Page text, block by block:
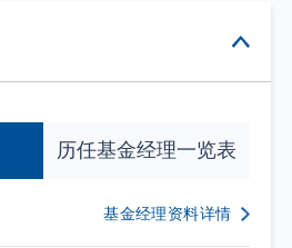
历任基金经理一览表
基金经理资料详情